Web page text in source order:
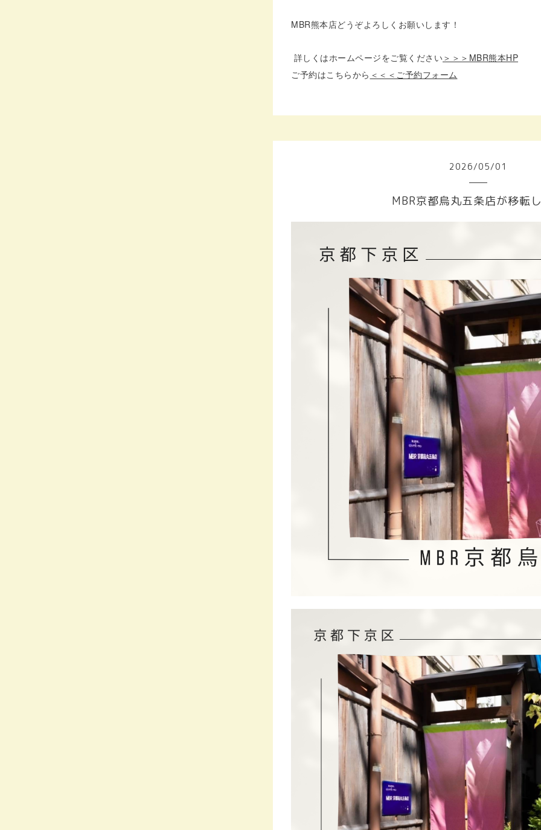
MBR熊本店どうぞよろしくお願いします！
詳しくはホームページをご覧ください＞＞＞MBR熊本HP
ご予約はこちらから ＜＜＜ご予約フォーム
2026/05/01
MBR京都烏丸五条店が移転